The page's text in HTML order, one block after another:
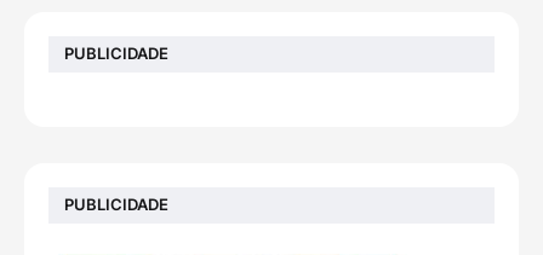
PUBLICIDADE
PUBLICIDADE